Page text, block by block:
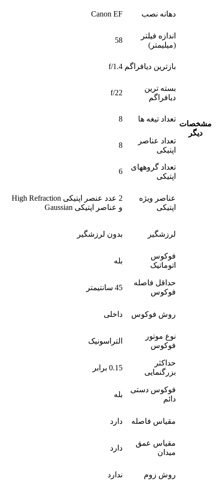
مشخصات
دیگر
دهانه نصب Canon EF
اندازه فیلتر
(میلیمتر)
58
بازترین دیافراگم f/1.4
بسته ترین
دیافراگم
f/22
تعداد تیغه ها 8
تعداد عناصر
اپتیکی
8
تعداد گروههای
اپتیکی
6
عناصر ویژه
اپتیکی
2 عدد عنصر اپتیکی High Refraction
و عناصر اپتیکی Gaussian
لرزشگیر بدون لرزشگیر
فوکوس
اتوماتیک
بله
حداقل فاصله
فوکوس
45 سانتیمتر
روش فوکوس داخلی
نوع موتور
فوکوس
التراسونیک
حداکثر
بزرگنمایی
0.15 برابر
فوکوس دستی
دائم
بله
مقیاس فاصله دارد
مقیاس عمق
میدان
دارد
روش زوم ندارد